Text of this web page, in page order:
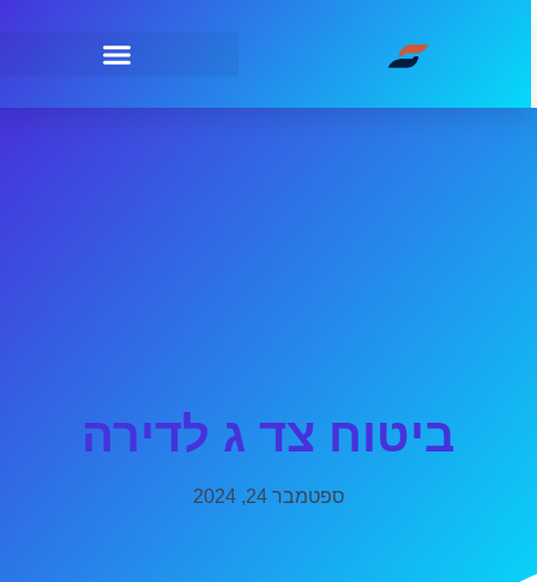
ביטוח צד ג לדירה
ספטמבר 24, 2024